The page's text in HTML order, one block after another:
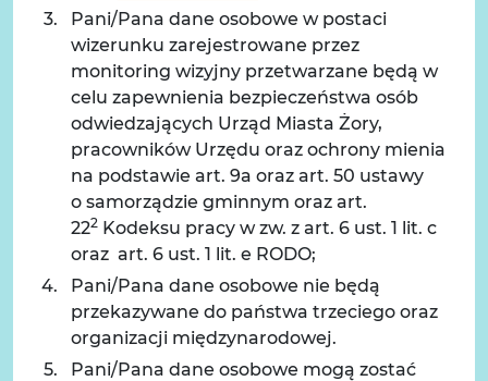
Pani/Pana dane osobowe w postaci
wizerunku zarejestrowane przez
monitoring wizyjny przetwarzane będą w
celu zapewnienia bezpieczeństwa osób
odwiedzających Urząd Miasta Żory,
pracowników Urzędu oraz ochrony mienia
na podstawie art. 9a oraz art. 50 ustawy
o samorządzie gminnym oraz art.
222Kodeksu pracy w zw. z art. 6 ust. 1 lit. c
oraz art. 6 ust. 1 lit. e RODO;
Pani/Pana dane osobowe nie będą
przekazywane do państwa trzeciego oraz
organizacji międzynarodowej.
Pani/Pana dane osobowe mogą zostać